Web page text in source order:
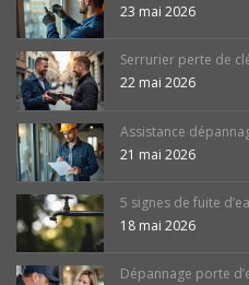
23 mai 2026
Serrurier perte de
22 mai 2026
Assistance
21 mai 2026
5 signes de fuite
18 mai 2026
Dépannage porte